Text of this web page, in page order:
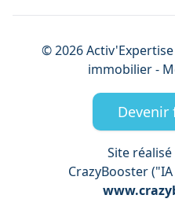
©2026Activ'Expertise
immobilier -
Devenir
Site
CrazyBooster